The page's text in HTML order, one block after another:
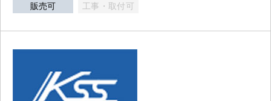
販売可 工事・取付可